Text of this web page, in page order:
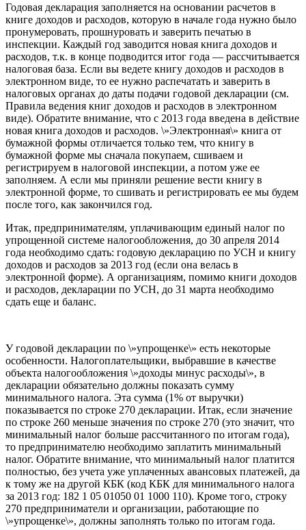
Годовая декларация заполняется на основании расчетов в
книге доходов и расходов, которую в начале года нужно было
пронумеровать, прошнуровать и заверить печатью в
инспекции. Каждый год заводится новая книга доходов и
расходов, т.к. в конце подводится итог года — рассчитывается
налоговая база. Если вы ведете книгу доходов и расходов в
электронном виде, то ее нужно распечатать и заверить в
налоговых органах до даты подачи годовой декларации (см.
Правила ведения книг доходов и расходов в электронном
виде). Обратите внимание, что с 2013 года введена в действие
новая книга доходов и расходов. \»Электронная\» книга от
бумажной формы отличается только тем, что книгу в
бумажной форме мы сначала покупаем, сшиваем и
регистрируем в налоговой инспекции, а потом уже ее
заполняем. А если мы приняли решение вести книгу в
электронной форме, то сшивать и регистрировать ее мы будем
после того, как закончился год.
Итак, предпринимателям, уплачивающим единый налог по
упрощенной системе налогообложения, до 30 апреля 2014
года необходимо сдать: годовую декларацию по УСН и книгу
доходов и расходов за 2013 год (если она велась в
электронной форме). А организациям, помимо книги доходов
и расходов, декларации по УСН, до 31 марта необходимо
сдать еще и баланс.
У годовой декларации по \»упрощенке\» есть некоторые
особенности. Налогоплательщики, выбравшие в качестве
объекта налогообложения \»доходы минус расходы\», в
декларации обязательно должны показать сумму
минимального налога. Эта сумма (1% от выручки)
показывается по строке 270 декларации. Итак, если значение
по строке 260 меньше значения по строке 270 (это значит, что
минимальный налог больше рассчитанного по итогам года),
то предпринимателю необходимо заплатить минимальный
налог. Обратите внимание, что минимальный налог платится
полностью, без учета уже уплаченных авансовых платежей, да
к тому же на другой КБК (код КБК для минимального налога
за 2013 год: 182 1 05 01050 01 1000 110). Кроме того, строку
270 предприниматели и организации, работающие по
\»упрощенке\», должны заполнять только по итогам года.